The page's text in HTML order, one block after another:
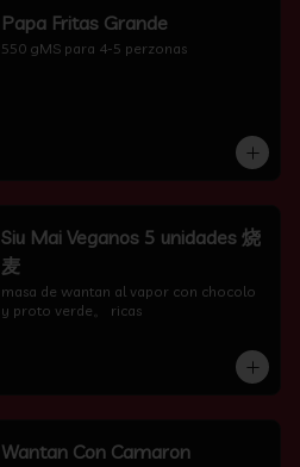
Papa Fritas Grande
550 gMS para 4-5 perzonas
Siu Mai Veganos 5 unidades 烧
麦
masa de wantan al vapor con chocolo
y proto verde。 ricas
Wantan Con Camaron